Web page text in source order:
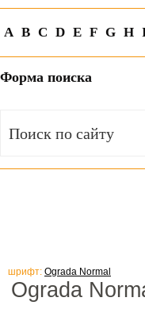
A B C D E F G H
Форма поиска
шрифт: Ograda Normal
Ograda